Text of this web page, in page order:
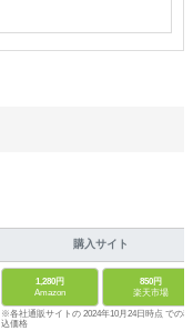
購入サイト
1,280円
Amazon
850円
楽天市場
※各社通販サイトの 2024年10月24日時点 での税
込価格